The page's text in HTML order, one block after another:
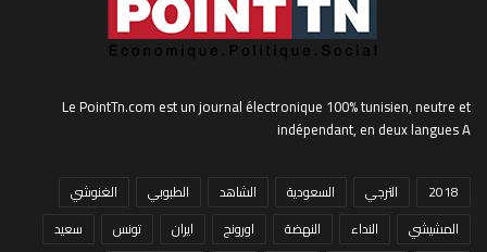
Le PointTn.com est un journal électronique 100% tunisien, neutre et
indépendant, en deux langues A
2018 الترجي السعودية الشاهد الطبوبي
الغنوشي
المشيشي
النداء النهضة اورونج ايران تونس
سعيد